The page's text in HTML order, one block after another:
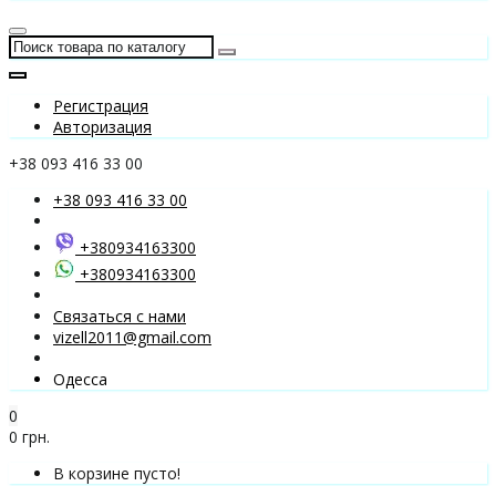
Регистрация
Авторизация
+38 093 416 33 00
+38 093 416 33 00
+380934163300
+380934163300
Связаться с нами
vizell2011@gmail.com
Одесса
0
0 грн.
В корзине пусто!